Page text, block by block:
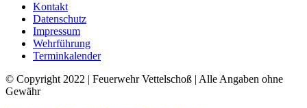
Kontakt
Datenschutz
Impressum
Wehrführung
Terminkalender
© Copyright 2022 | Feuerwehr Vettelschoß | Alle Angaben ohne
Gewähr